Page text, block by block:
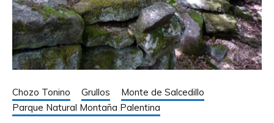
Chozo Tonino Grullos
Monte de Salcedillo
Parque Natural Montaña Palentina